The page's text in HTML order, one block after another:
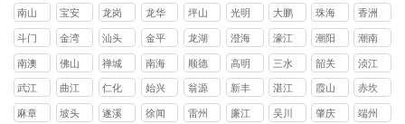
区
区
区
区
区
区
区
区
南山
区
宝安
区
龙岗
区
龙华
区
坪山
区
光明
区
大鹏
新区
珠海
香洲
区
斗门
区
金湾
区
汕头
金平
区
龙湖
区
澄海
区
濠江
区
潮阳
区
潮南
区
南澳
县
佛山
禅城
区
南海
区
顺德
区
高明
区
三水
区
韶关
浈江
区
武江
区
曲江
区
仁化
县
始兴
县
翁源
县
新丰
县
湛江
霞山
区
赤坎
区
麻章
坡头
遂溪
徐闻
雷州
廉江
吴川
肇庆
端州